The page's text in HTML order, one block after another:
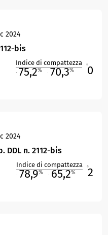
2024
bis
Indice di compattezza
75,2% 70,3% 0
2024
DDL n. 2112-bis
Indice di compattezza
78,9% 65,2% 2